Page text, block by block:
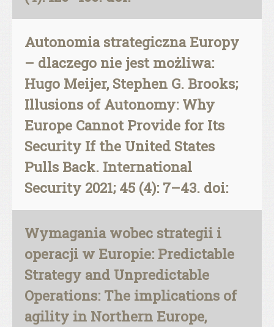
Autonomia strategiczna Europy
– dlaczego nie jest możliwa:
Hugo Meijer, Stephen G. Brooks;
Illusions of Autonomy: Why
Europe Cannot Provide for Its
Security If the United States
Pulls Back. International
Security 2021; 45 (4): 7–43. doi:
Wymagania wobec strategii i
operacji w Europie: Predictable
Strategy and Unpredictable
Operations: The implications of
agility in Northern Europe,